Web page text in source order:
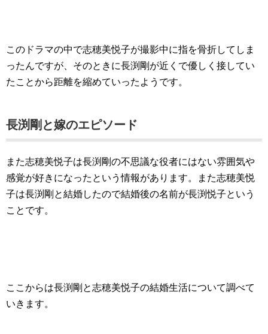
このドラマの中で志穂美悦子が撮影中に指を骨折してしま
ったんですが、そのときに長渕剛が近くで優しく接してい
たことから距離を縮めていったようです。
長渕剛と嫁のエピソード
また志穂美悦子は長渕剛の不思議な役者にはない雰囲気や
感覚が好きになったという情報があります。また志穂美悦
子は長渕剛と結婚したので結婚後の名前が長渕悦子という
ことです。
ここからは長渕剛と志穂美悦子の結婚生活について調べて
いきます。